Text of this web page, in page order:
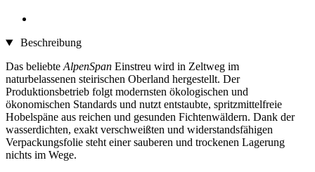
Beschreibung
Das beliebte AlpenSpan Einstreu wird in Zeltweg im
naturbelassenen steirischen Oberland hergestellt. Der
Produktionsbetrieb folgt modernsten ökologischen und
ökonomischen Standards und nutzt entstaubte, spritzmittelfreie
Hobelspäne aus reichen und gesunden Fichtenwäldern. Dank der
wasserdichten, exakt verschweißten und widerstandsfähigen
Verpackungsfolie steht einer sauberen und trockenen Lagerung
nichts im Wege.